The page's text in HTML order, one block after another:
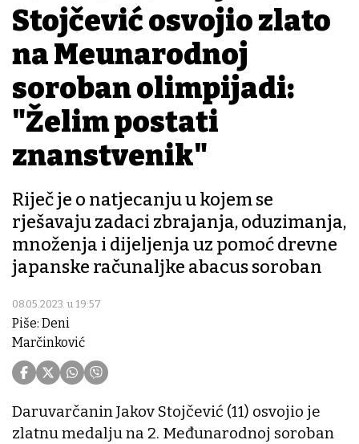
Stojčević osvojio zlato
na Međunarodnoj
soroban olimpijadi:
"Želim postati
znanstvenik"
Riječ je o natjecanju u kojem se
rješavaju zadaci zbrajanja, oduzimanja,
množenja i dijeljenja uz pomoć drevne
japanske računaljke abacus soroban
08.05.2023. u 19:57
Piše: Deni
Marčinković
Daruvarčanin Jakov Stojčević (11) osvojio je
zlatnu medalju na 2. Međunarodnoj soroban